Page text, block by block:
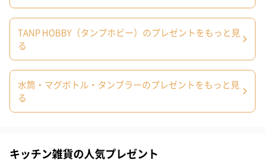
NEON Blue
「SmartShake（スマートシェイク）」
世界60ヶ国以上で発売されプロテインシェイカーの概念を
され数多くの多くのプロアスリート、フィットネス、スポーツ関
TANP HOBBY（タンプホビー）のプレゼントをもっと見
る
水筒・マグボトル・タンブラーのプレゼントをもっと見
る
キッチン雑貨の人気プレゼント